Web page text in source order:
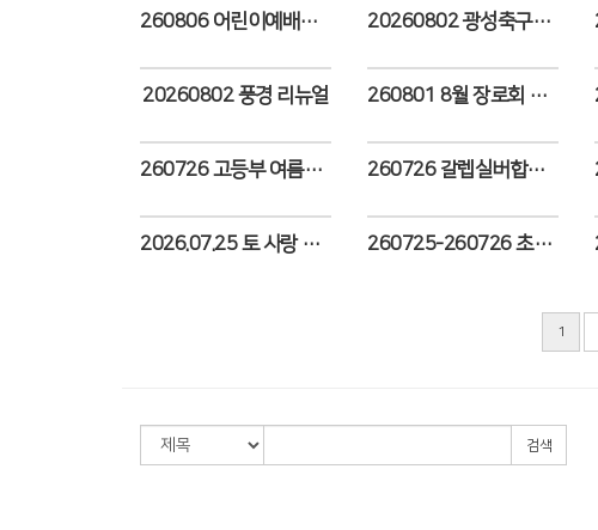
Views
260806 어린이예배앙상블 여름수련회
Views
20260802 광성축구선교팀 청년부 친선경기
Views
20260802 풍경 리뉴얼
Views
260801 8월 장로회 조찬기도회
Views
260726 고등부 여름수련회
Views
260726 갈렙실버합창단 창단20주년 기념 연주회
2026.07.25 토 사랑 청소년부 여름 수련회 260725-260726 초등1부 여름성경학교 "예배학교비기너_성장편"
1
검색